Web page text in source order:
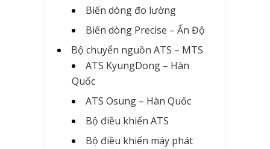
Biến dòng đo lường
Biến dòng Precise – Ấn Độ
Bộ chuyển nguồn ATS – MTS
ATS KyungDong – Hàn
Quốc
ATS Osung – Hàn Quốc
Bộ điều khiển ATS
Bộ điều khiển máy phát